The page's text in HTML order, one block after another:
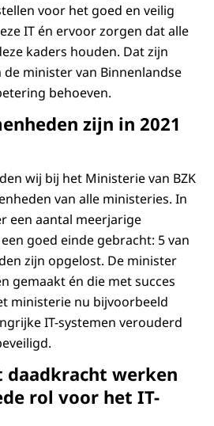
voor het goed en veilig
IT én ervoor zorgen dat alle
kaders houden. Dat zijn
minister van Binnenlandse
behoeven.
zijn in 2021
wij bij het Ministerie van BZK
van alle ministeries. In
een aantal meerjarige
goed einde gebracht: 5 van
zijn opgelost. De minister
gemaakt én die met succes
ministerie nu bijvoorbeeld
IT-systemen verouderd
daadkracht werken
rol voor het IT-